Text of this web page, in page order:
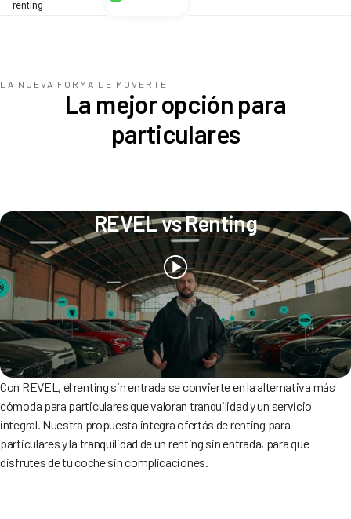
renting
LA NUEVA FORMA DE MOVERTE
La mejor opción para
particulares
REVEL vs Renting
Con REVEL, el renting sin entrada se convierte en la alternativa más
cómoda para particulares que valoran tranquilidad y un servicio
integral. Nuestra propuesta integra ofertás de renting para
particulares y la tranquilidad de un renting sin entrada, para que
disfrutes de tu coche sin complicaciones.